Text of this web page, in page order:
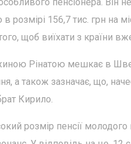
розмірі 156,7 тис. грн на
щоб виїхати з країни
Рінатою мешкає в
а також зазначає, що,
Кирило.
розмір пенсії